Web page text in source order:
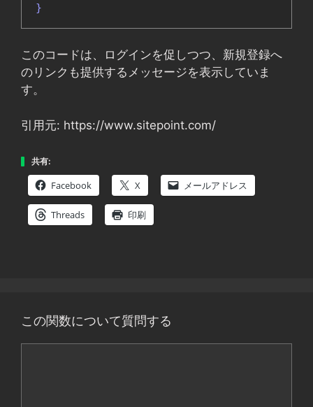
}
このコードは、ログインを促しつつ、新規登録へ
のリンクも提供するメッセージを表示していま
す。
引用元: https://www.sitepoint.com/
共有:
Facebook X メールアドレス
Threads 印刷
この関数について質問する